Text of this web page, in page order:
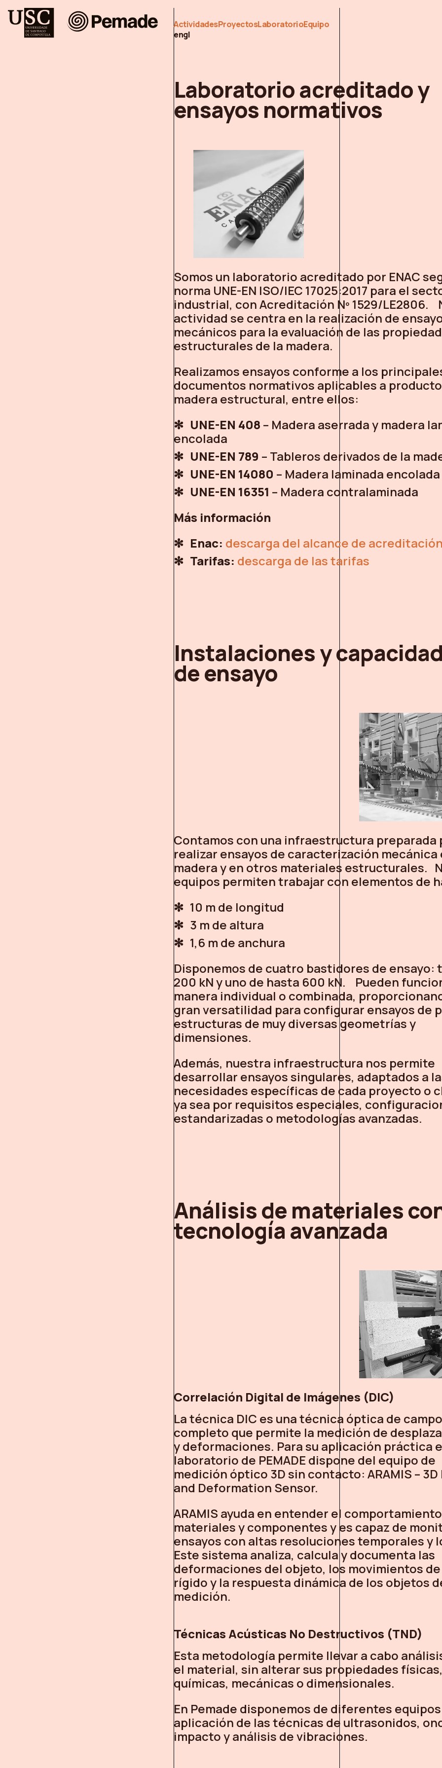
Pemade
ActividadesProyectosLaboratorioEquipo
engl
Laboratorio acreditado y
ensayos normativos
Somos un laboratorio acreditado por ENAC
norma UNE-EN ISO/IEC 17025:2017 para el
industrial, con Acreditación Nº 1529/LE2806.
actividad se centra en la realización de
mecánicos para la evaluación de las
estructurales de la madera.
Realizamos ensayos conforme a los
documentos normativos aplicables a
madera estructural, entre ellos:
UNE-EN 408 – Madera aserrada y madera
encolada
UNE-EN 789 – Tableros derivados de la
UNE-EN 14080 – Madera laminada encolada
UNE-EN 16351 – Madera contralaminada
Más información
Enac: descarga del alcance de
Tarifas: descarga de las tarifas
Instalaciones y
de ensayo
Contamos con una infraestructura preparada
realizar ensayos de caracterización mecánica
madera y en otros materiales estructurales.
equipos permiten trabajar con elementos de
10 m de longitud
3 m de altura
1,6 m de anchura
Disponemos de cuatro bastidores de ensayo:
200 kN y uno de hasta 600 kN. Pueden
manera individual o combinada,
gran versatilidad para configurar ensayos de
estructuras de muy diversas geometrías y
dimensiones.
Además, nuestra infraestructura nos permite
desarrollar ensayos singulares, adaptados a
necesidades específicas de cada proyecto o
ya sea por requisitos especiales,
estandarizadas o metodologías avanzadas.
Análisis de materiales
tecnología avanzada
Correlación Digital de Imágenes (DIC)
La técnica DIC es una técnica óptica de campo
completo que permite la medición de
y deformaciones. Para su aplicación práctica
laboratorio de PEMADE dispone del equipo de
medición óptico 3D sin contacto: ARAMIS –
and Deformation Sensor.
ARAMIS ayuda en entender el
materiales y componentes y es capaz de
ensayos con altas resoluciones temporales y
Este sistema analiza, calcula y documenta las
deformaciones del objeto, los movimientos
rígido y la respuesta dinámica de los objetos
medición.
Técnicas Acústicas No Destructivos (TND)
Esta metodología permite llevar a cabo
el material, sin alterar sus propiedades
químicas, mecánicas o dimensionales.
En Pemade disponemos de diferentes
aplicación de las técnicas de ultrasonidos,
impacto y análisis de vibraciones.